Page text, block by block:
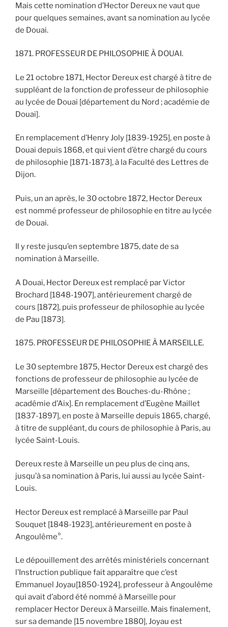
Mais cette nomination d’Hector Dereux ne vaut que
pour quelques semaines, avant sa nomination au lycée
de Douai.
1871. PROFESSEUR DE PHILOSOPHIE À DOUAI.
Le 21 octobre 1871, Hector Dereux est chargé à titre de
suppléant de la fonction de professeur de philosophie
au lycée de Douai [département du Nord ; académie de
Douai].
En remplacement d’Henry Joly [1839-1925], en poste à
Douai depuis 1868, et qui vient d’être chargé du cours
de philosophie [1871-1873], à la Faculté des Lettres de
Dijon.
Puis, un an après, le 30 octobre 1872, Hector Dereux
est nommé professeur de philosophie en titre au lycée
de Douai.
Il y reste jusqu’en septembre 1875, date de sa
nomination à Marseille.
A Douai, Hector Dereux est remplacé par Victor
Brochard [1848-1907], antérieurement chargé de
cours [1872], puis professeur de philosophie au lycée
de Pau [1873].
1875. PROFESSEUR DE PHILOSOPHIE À MARSEILLE.
Le 30 septembre 1875, Hector Dereux est chargé des
fonctions de professeur de philosophie au lycée de
Marseille [département des Bouches-du-Rhône ;
académie d’Aix]. En remplacement d’Eugène Maillet
[1837-1897], en poste à Marseille depuis 1865, chargé,
à titre de suppléant, du cours de philosophie à Paris, au
lycée Saint-Louis.
Dereux reste à Marseille un peu plus de cinq ans,
jusqu’à sa nomination à Paris, lui aussi au lycée Saint-
Louis.
Hector Dereux est remplacé à Marseille par Paul
Souquet [1848-1923], antérieurement en poste à
Angoulême°.
Le dépouillement des arrêtés ministériels concernant
l’Instruction publique fait apparaître que c’est
Emmanuel Joyau[1850-1924], professeur à Angoulême
qui avait d’abord été nommé à Marseille pour
remplacer Hector Dereux à Marseille. Mais finalement,
sur sa demande [15 novembre 1880], Joyau est